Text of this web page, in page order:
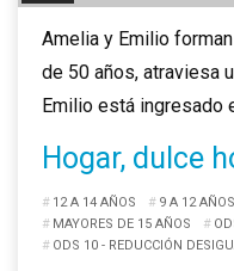
12 A 14 AÑOS 9 A 12 AÑOS
MAYORES DE 15 AÑOS
ODS 10 - REDUCCIÓN
Hogar, dulce
Amelia y Emilio
de 50 años, atraviesa
Emilio está ingresado